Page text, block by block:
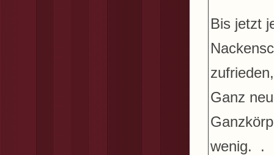
Bis jetzt
Ganz
wenig. .